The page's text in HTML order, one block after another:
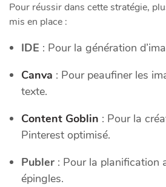
Pour réussir dans cette stratégie,
mis en place :
IDE : Pour la génération
Canva : Pour peaufiner les
texte.
Content Goblin : Pour la
Pinterest optimisé.
Publer : Pour la planification
épingles.